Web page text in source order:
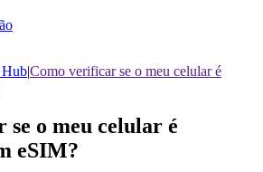
|Como verificar se o meu celular é
o meu celular é
eSIM?